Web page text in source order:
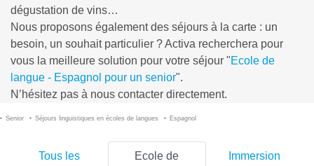
dégustation de vins…
Nous proposons également des séjours à la carte : un
besoin, un souhait particulier ? Activa recherchera pour
vous la meilleure solution pour votre séjour "Ecole de
langue - Espagnol pour un senior".
N’hésitez pas à nous contacter directement.
Senior Séjours linguistiques en écoles de langues Espagnol
Tous les
Ecole de
Immersion